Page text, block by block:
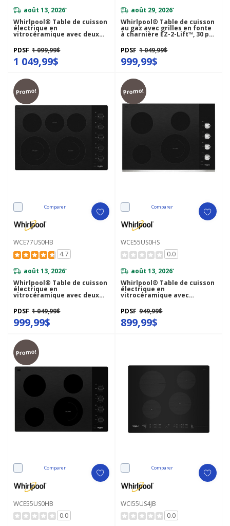
août 13, 2026*
Whirlpool® Table de cuisson
électrique en
vitrocéramique avec deux
éléments radiants doubles -
30 po WCE77US0HS
PDSF 1 099,99$
1 049,99$
août 29, 2026*
Whirlpool® Table de cuisson
au gaz avec grilles en fonte
à charnière EZ-2-Lift™, 30 po
PDSF 1 049,99$
999,99$
Promo!
Comparer
WCE77US0HB
4.7
août 13, 2026*
Whirlpool® Table de cuisson
électrique en
vitrocéramique avec deux
éléments radiants doubles -
30 po WCE77US0HB
PDSF 1 049,99$
999,99$
Promo!
Comparer
WCE55US0HS
0.0
août 13, 2026*
Whirlpool® Table de cuisson
électrique en
vitrocéramique avec
élément radiant double - 30
po WCE55US0HS
PDSF 949,99$
899,99$
Promo!
Comparer
WCE55US0HB
0.0
Comparer
WCI55US4JB
0.0